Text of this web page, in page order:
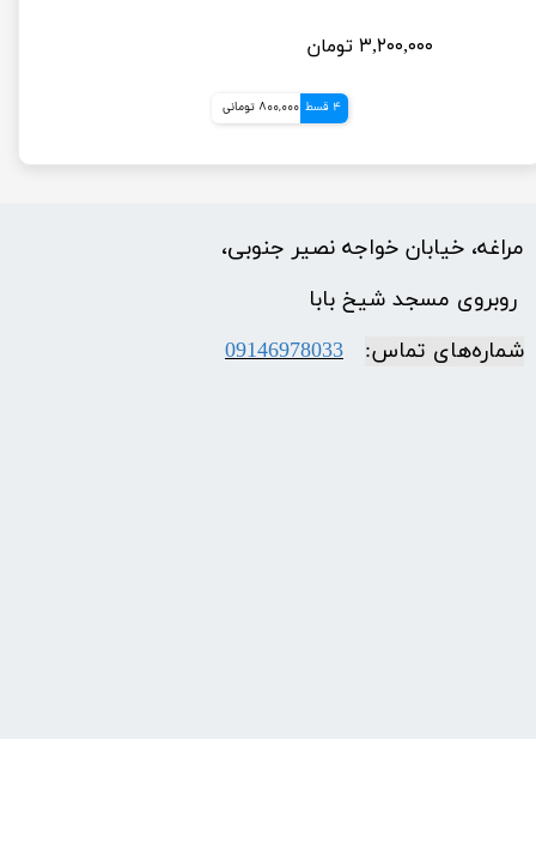
۳,۲۰۰,۰۰۰ تومان
4 قسط 800,000 تومانی
مراغه، خیابان خواجه نصیر جنوبی،
​​​​​​​ روبروی مسجد شیخ بابا
شماره‌‌های تماس:
09146978033